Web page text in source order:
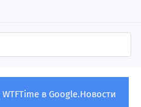
в Google.Новости